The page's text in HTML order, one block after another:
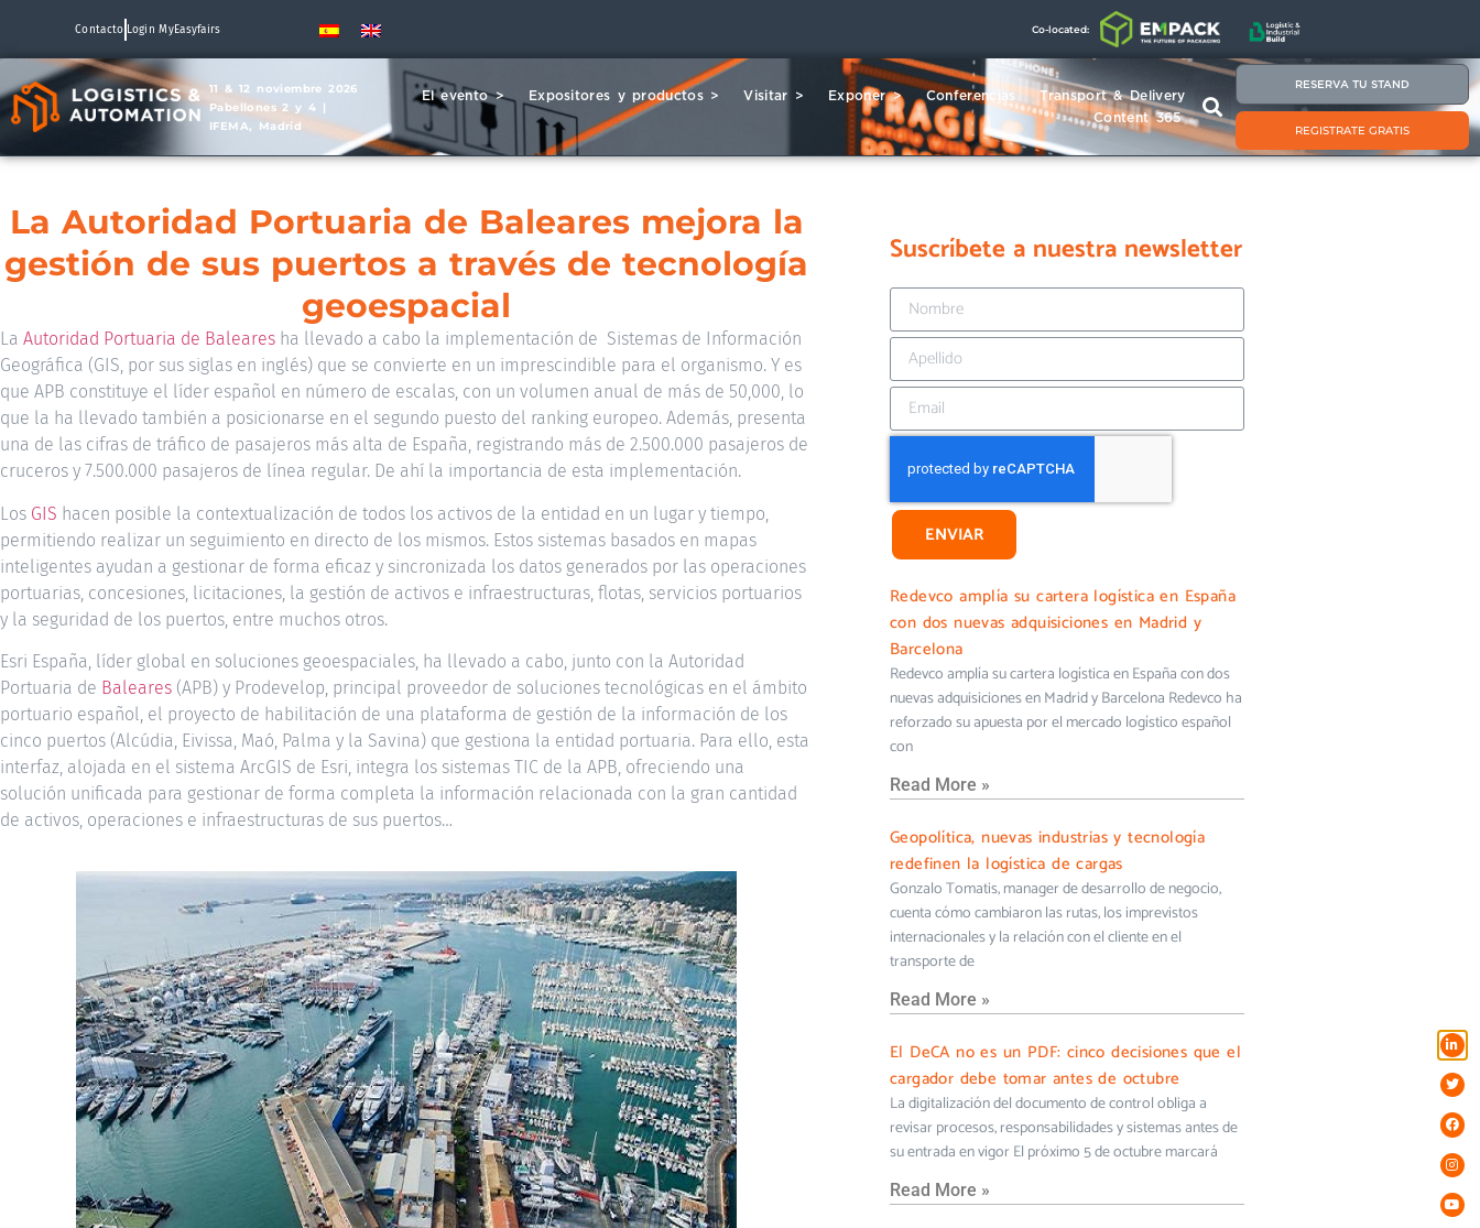
Contacto Login MyEasyfairs Co-located:
11 & 12 noviembre 2026
Pabellones 2 y 4 |
IFEMA, Madrid
El evento > Expositores y productos > Visitar > Exponer > Conferencias
Transport & Delivery
Content 365
RESERVA TU STAND
REGISTRATE GRATIS
La Autoridad Portuaria de Baleares mejora la
gestión de sus puertos a través de tecnología
geoespacial
La Autoridad Portuaria de Baleares ha llevado a cabo la implementación de Sistemas de Información
Geográfica (GIS, por sus siglas en inglés) que se convierte en un imprescindible para el organismo. Y es
que APB constituye el líder español en número de escalas, con un volumen anual de más de 50,000, lo
que la ha llevado también a posicionarse en el segundo puesto del ranking europeo. Además, presenta
una de las cifras de tráfico de pasajeros más alta de España, registrando más de 2.500.000 pasajeros de
cruceros y 7.500.000 pasajeros de línea regular. De ahí la importancia de esta implementación.
Los GIS hacen posible la contextualización de todos los activos de la entidad en un lugar y tiempo,
permitiendo realizar un seguimiento en directo de los mismos. Estos sistemas basados en mapas
inteligentes ayudan a gestionar de forma eficaz y sincronizada los datos generados por las operaciones
portuarias, concesiones, licitaciones, la gestión de activos e infraestructuras, flotas, servicios portuarios
y la seguridad de los puertos, entre muchos otros.
Esri España, líder global en soluciones geoespaciales, ha llevado a cabo, junto con la Autoridad
Portuaria de Baleares (APB) y Prodevelop, principal proveedor de soluciones tecnológicas en el ámbito
portuario español, el proyecto de habilitación de una plataforma de gestión de la información de los
cinco puertos (Alcúdia, Eivissa, Maó, Palma y la Savina) que gestiona la entidad portuaria. Para ello, esta
interfaz, alojada en el sistema ArcGIS de Esri, integra los sistemas TIC de la APB, ofreciendo una
solución unificada para gestionar de forma completa la información relacionada con la gran cantidad
de activos, operaciones e infraestructuras de sus puertos…
Suscríbete a nuestra newsletter
ENVIAR
Redevco amplía su cartera logística en España
con dos nuevas adquisiciones en Madrid y
Barcelona
Redevco amplía su cartera logística en España con dos
nuevas adquisiciones en Madrid y Barcelona Redevco ha
reforzado su apuesta por el mercado logístico español
con
Read More »
Geopolítica, nuevas industrias y tecnología
redefinen la logística de cargas
Gonzalo Tomatis, manager de desarrollo de negocio,
cuenta cómo cambiaron las rutas, los imprevistos
internacionales y la relación con el cliente en el
transporte de
Read More »
El DeCA no es un PDF: cinco decisiones que el
cargador debe tomar antes de octubre
La digitalización del documento de control obliga a
revisar procesos, responsabilidades y sistemas antes de
su entrada en vigor El próximo 5 de octubre marcará
Read More »